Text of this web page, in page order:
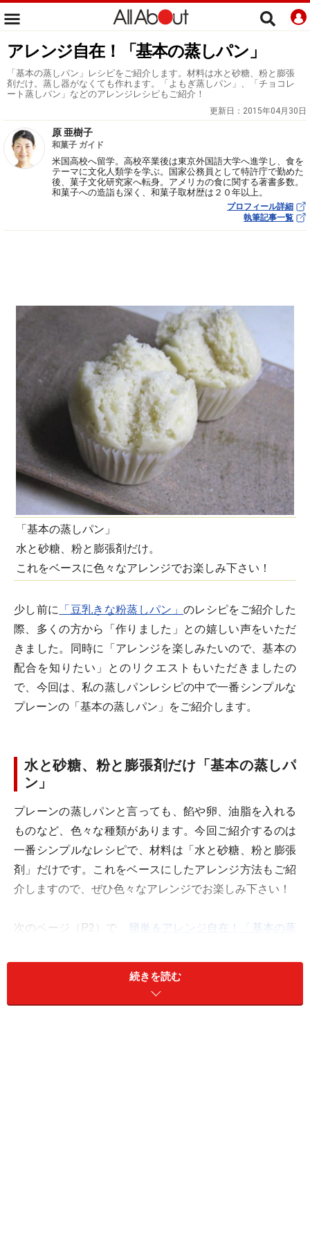
アレンジ自在！「基本の蒸しパン」
「基本の蒸しパン」レシピをご紹介します。材料は水と砂糖、粉と膨張
剤だけ。蒸し器がなくても作れます。「よもぎ蒸しパン」、「チョコレ
ート蒸しパン」などのアレンジレシピもご紹介！
更新日： 2015年04月30日
原 亜樹子
和菓子 ガイド
米国高校へ留学。高校卒業後は東京外国語大学へ進学し、食を
テーマに文化人類学を学ぶ。国家公務員として特許庁で勤めた
後、菓子文化研究家へ転身。アメリカの食に関する著書多数。
和菓子への造詣も深く、和菓子取材歴は２０年以上。
プロフィール詳細
執筆記事一覧
「基本の蒸しパン」
水と砂糖、粉と膨張剤だけ。
これをベースに色々なアレンジでお楽しみ下さい！
少し前に 「豆乳きな粉蒸しパン」のレシピをご紹介した
際、多くの方から「作りました」との嬉しい声をいただ
きました。同時に「アレンジを楽しみたいので、基本の
配合を知りたい」とのリクエストもいただきましたの
で、今回は、私の蒸しパンレシピの中で一番シンプルな
プレーンの「基本の蒸しパン」をご紹介します。
水と砂糖、粉と膨張剤だけ「基本の蒸しパ
ン」
プレーンの蒸しパンと言っても、餡や卵、油脂を入れる
ものなど、色々な種類があります。今回ご紹介するのは
一番シンプルなレシピで、材料は「水と砂糖、粉と膨張
剤」だけです。これをベースにしたアレンジ方法もご紹
介しますので、ぜひ色々なアレンジでお楽しみ下さい！
次のページ（P2）で 簡単＆アレンジ自在！「基本の蒸
P3でアレンジ２例「よもぎ蒸しパン」「チョコレート
をご紹介します。
続きを読む